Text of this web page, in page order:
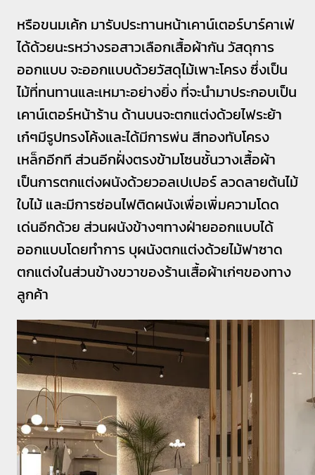
หรือขนมเค้ก มารับประทานหน้าเคาน์เตอร์บาร์คาเฟ่
ได้ด้วยนะรหว่างรอสาวเลือกเสื้อผ้ากัน วัสดุการ
ออกแบบ จะออกแบบด้วยวัสดุไม้เพาะโครง ซึ่งเป็น
ไม้ที่ทนทานและเหมาะอย่างยิ่ง ที่จะนำมาประกอบเป็น
เคาน์เตอร์หน้าร้าน ด้านบนจะตกแต่งด้วยไฟระย้า
เก๋ๆมีรูปทรงโค้งและได้มีการพ่น สีทองทับโครง
เหล็กอีกที ส่วนอีกฝั่งตรงข้ามโซนชั้นวางเสื้อผ้า
เป็นการตกแต่งผนังด้วยวอลเปเปอร์ ลวดลายต้นไม้
ใบไม้ และมีการซ่อนไฟติดผนังเพื่อเพิ่มความโดด
เด่นอีกด้วย ส่วนผนังข้างๆทางฝ่ายออกแบบได้
ออกแบบโดยทำการ บุผนังตกแต่งด้วยไม้ฟาซาด
ตกแต่งในส่วนข้างขวาของร้านเสื้อผ้าเก่ๆของทาง
ลูกค้า